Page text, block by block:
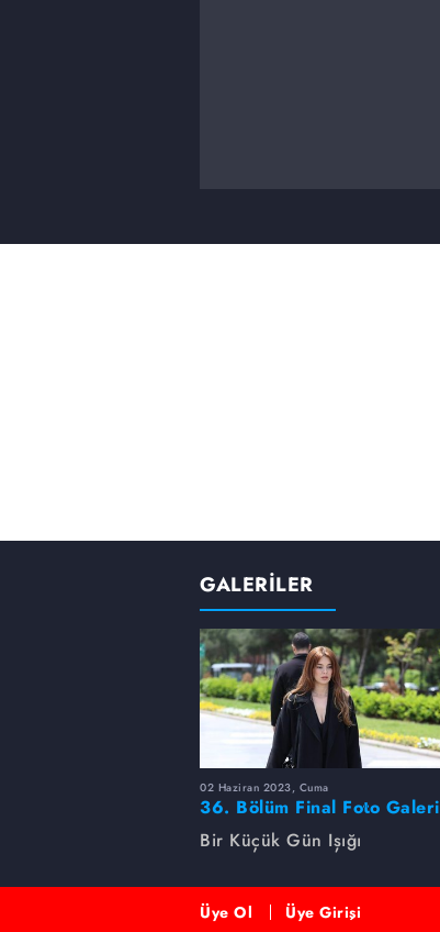
GALERİLER
02 Haziran 2023, Cuma
36. Bölüm Final Foto Galeri
Bir Küçük Gün Işığı
Üye Ol Üye Girişi